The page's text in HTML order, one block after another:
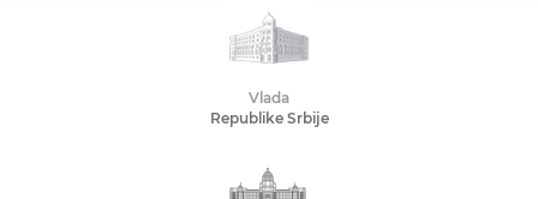
Vlada
Republike Srbije